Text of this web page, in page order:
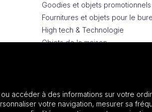
Goodies et objets promotionnels
Fournitures et objets pour le
High tech & Technologie
Objets de la maison
Maroquinerie
Plantes et graines
accéder à des informations sur votre
votre navigation, mesurer sa